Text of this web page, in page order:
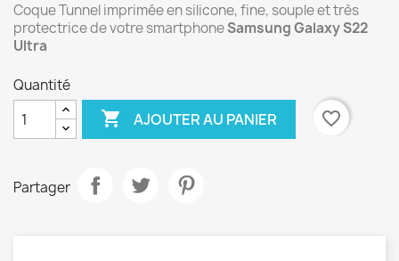
Coque Tunnel imprimée en silicone, fine, souple et très
protectrice de votre smartphoneSamsung Galaxy S22
Ultra
Quantité
 AJOUTER AU PANIER favorite_border
Partager